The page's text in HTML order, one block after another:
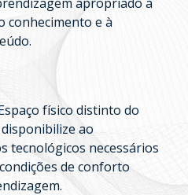
conhecimento e à
físico distinto do
ao
tecnológicos necessários
de conforto